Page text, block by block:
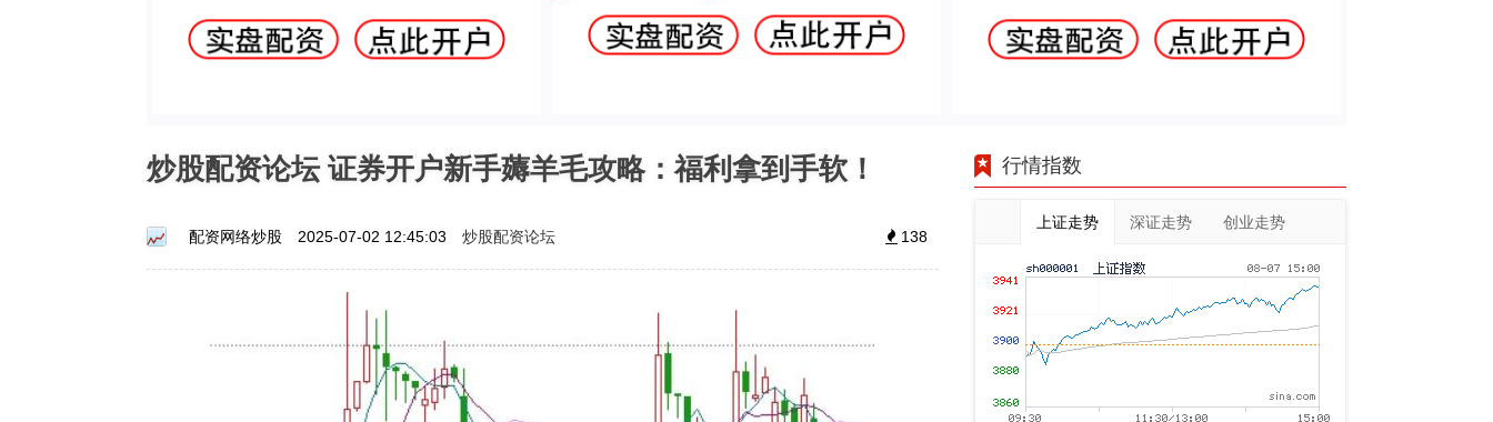
炒股配资论坛 证券开户新手薅羊毛攻略：福利拿到手软！
配资网络炒股 2025-07-02 12:45:03 炒股配资论坛 138
行情指数
上证走势 深证走势 创业走势